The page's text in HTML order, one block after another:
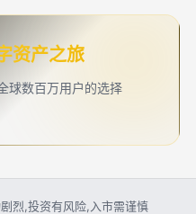
资产之旅
球数百万用户的选择
烈,投资有风险,入市需谨慎